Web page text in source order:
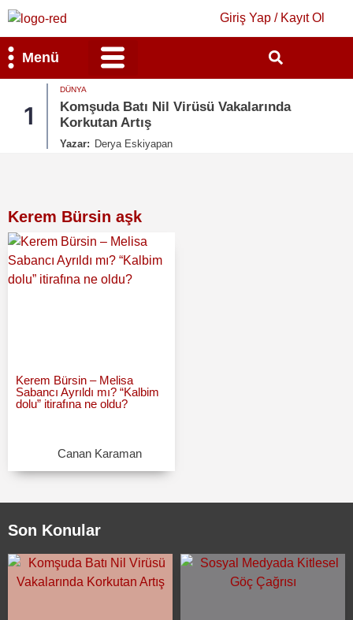
Giriş Yap / Kayıt Ol
Menü
1
DÜNYA
Komşuda Batı Nil Virüsü Vakalarında
Korkutan Artış
Yazar: Derya Eskiyapan
Kerem Bürsin aşk
Kerem Bürsin – Melisa
Sabancı Ayrıldı mı? “Kalbim
dolu” itirafına ne oldu?
Canan Karaman
Son Konular